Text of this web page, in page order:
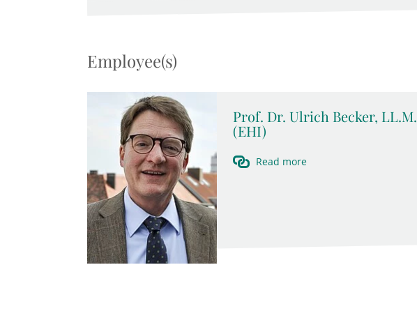
Employee(s)
Prof. Dr. Ulrich Becker, LL.M.
(EHI)
Read more